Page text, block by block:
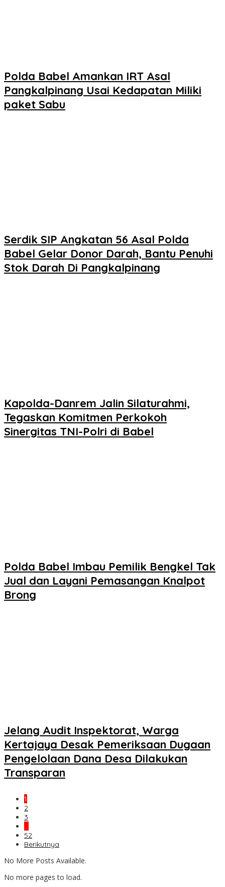
Polda Babel Amankan IRT Asal
Pangkalpinang Usai Kedapatan Miliki
paket Sabu
Serdik SIP Angkatan 56 Asal Polda
Babel Gelar Donor Darah, Bantu Penuhi
Stok Darah Di Pangkalpinang
Kapolda-Danrem Jalin Silaturahmi,
Tegaskan Komitmen Perkokoh
Sinergitas TNI-Polri di Babel
Polda Babel Imbau Pemilik Bengkel Tak
Jual dan Layani Pemasangan Knalpot
Brong
Jelang Audit Inspektorat, Warga
Kertajaya Desak Pemeriksaan Dugaan
Pengelolaan Dana Desa Dilakukan
Transparan
1
2
3
…
52
Berikutnya
No More Posts Available.
No more pages to load.